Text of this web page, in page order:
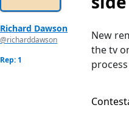
Richard Dawson
@richarddawson
Rep: 1
New
the tv